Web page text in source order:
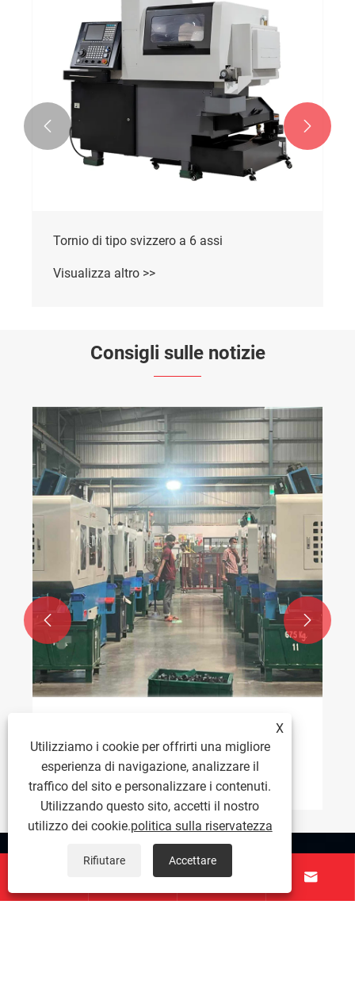
Tornio di tipo svizzero a 6 assi
Visualizza altro >>
 
Consigli sulle notizie
TAICHUANG per la fabbrica indiana di
elementi di fissaggio
Visualizza altro >>
 
Prodotti
 
X
Utilizziamo i cookie per offrirti una migliore
esperienza di navigazione, analizzare il
traffico del sito e personalizzare i contenuti.
Utilizzando questo sito, accetti il ​​nostro
utilizzo dei cookie.politica sulla riservatezza
Rifiutare Accettare